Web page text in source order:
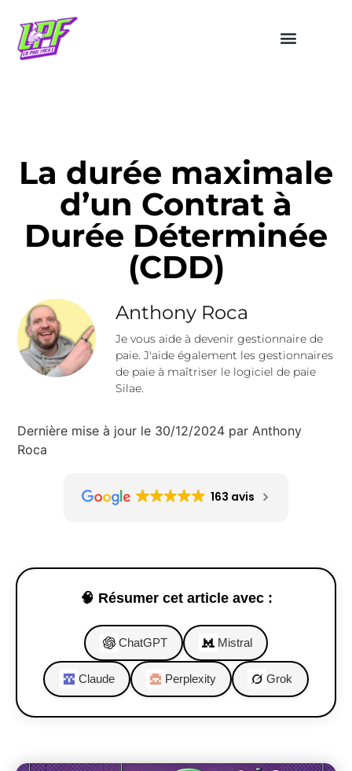
La durée maximale
d’un Contrat à
Durée Déterminée
(CDD)
Anthony Roca
Je vous aide à devenir gestionnaire de
paie. J'aide également les gestionnaires
de paie à maîtriser le logiciel de paie
Silae.
Dernière mise à jour le 30/12/2024 par Anthony
Roca
163 avis
🧠 Résumer cet article avec :
ChatGPT Mistral
Claude Perplexity Grok